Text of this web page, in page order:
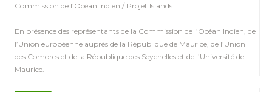
Commission de l’Océan Indien / Projet Islands
En présence des représentants de la Commission de l’Océan Indien, de
l’Union européenne auprès de la République de Maurice, de l’Union
des Comores et de la République des Seychelles et de l’Université de
Maurice.